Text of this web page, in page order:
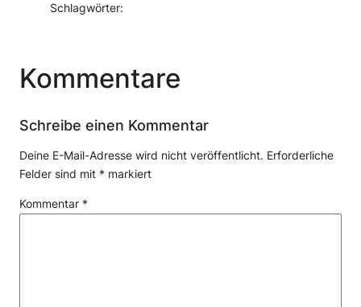
Schlagwörter:
Kommentare
Schreibe einen Kommentar
Deine E-Mail-Adresse wird nicht veröffentlicht. Erforderliche
Felder sind mit * markiert
Kommentar *